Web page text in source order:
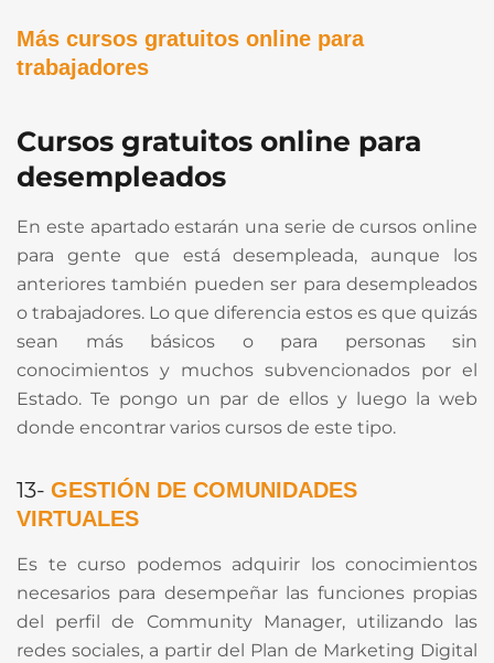
Más cursos gratuitos online para
trabajadores
Cursos gratuitos online para
desempleados
En este apartado estarán una serie de cursos online
para gente que está desempleada, aunque los
anteriores también pueden ser para desempleados
o trabajadores. Lo que diferencia estos es que quizás
sean más básicos o para personas sin
conocimientos y muchos subvencionados por el
Estado. Te pongo un par de ellos y luego la web
donde encontrar varios cursos de este tipo.
13- GESTIÓN DE COMUNIDADES
VIRTUALES
Es te curso podemos adquirir los conocimientos
necesarios para desempeñar las funciones propias
del perfil de Community Manager, utilizando las
redes sociales, a partir del Plan de Marketing Digital